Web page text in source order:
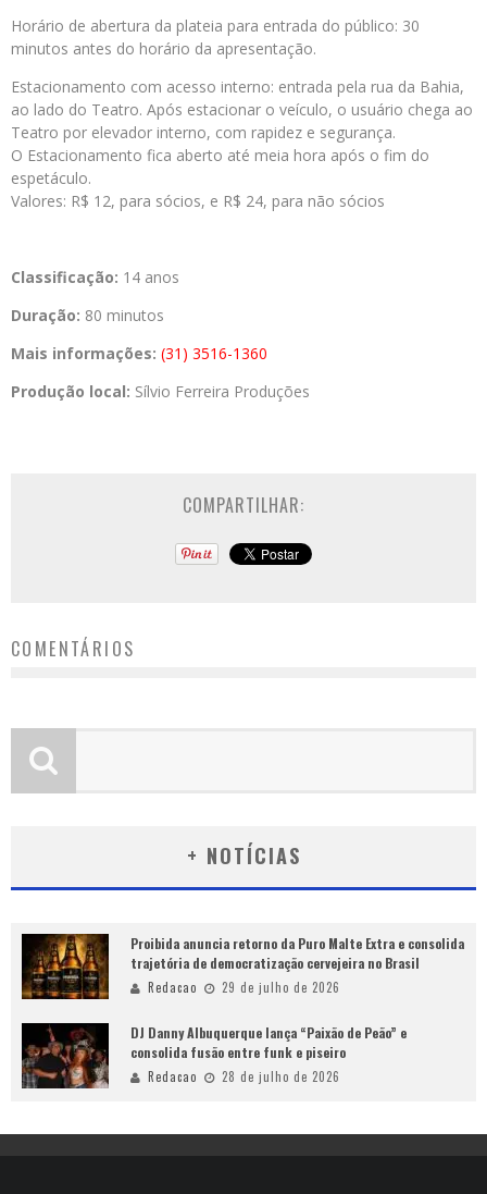
Horário de abertura da plateia para entrada do público: 30
minutos antes do horário da apresentação.
Estacionamento com acesso interno: entrada pela rua da Bahia,
ao lado do Teatro. Após estacionar o veículo, o usuário chega ao
Teatro por elevador interno, com rapidez e segurança.
O Estacionamento fica aberto até meia hora após o fim do
espetáculo.
Valores: R$ 12, para sócios, e R$ 24, para não sócios
Classificação: 14 anos­­
Duração: 80 minutos
Mais informações: (31) 3516-1360
Produção local: Sílvio Ferreira Produções
COMPARTILHAR:
COMENTÁRIOS
+ NOTÍCIAS
Proibida anuncia retorno da Puro Malte Extra e consolida
trajetória de democratização cervejeira no Brasil
Redacao 29 de julho de 2026
DJ Danny Albuquerque lança “Paixão de Peão” e
consolida fusão entre funk e piseiro
Redacao 28 de julho de 2026